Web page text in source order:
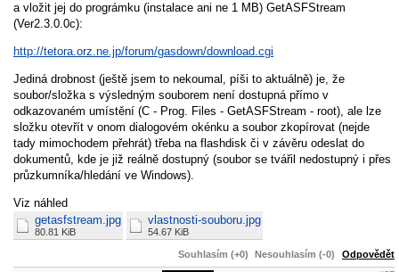
a vložit jej do prográmku (instalace ani ne 1 MB) GetASFStream
(Ver2.3.0.0c):
http://tetora.orz.ne.jp/forum/gasdown/download.cgi
Jediná drobnost (ještě jsem to nekoumal, píši to aktuálně) je, že
soubor/složka s výsledným souborem není dostupná přímo v
odkazovaném umístění (C - Prog. Files - GetASFStream - root), ale lze
složku otevřít v onom dialogovém okénku a soubor zkopírovat (nejde
tady mimochodem přehrát) třeba na flashdisk či v závěru odeslat do
dokumentů, kde je již reálně dostupný (soubor se tvářil nedostupný i přes
průzkumníka/hledání ve Windows).
Viz náhled
getasfstream.jpg
80.81 KiB
vlastnosti-souboru.jpg
54.67 KiB
Souhlasím (+0) Nesouhlasím (-0) Odpovědět